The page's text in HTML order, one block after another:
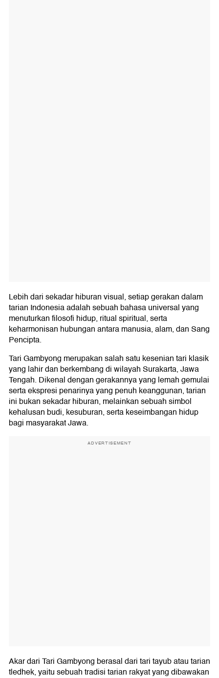
Lebih dari sekadar hiburan visual, setiap gerakan dalam
tarian Indonesia adalah sebuah bahasa universal yang
menuturkan filosofi hidup, ritual spiritual, serta
keharmonisan hubungan antara manusia, alam, dan Sang
Pencipta.
Tari Gambyong merupakan salah satu kesenian tari klasik
yang lahir dan berkembang di wilayah Surakarta, Jawa
Tengah. Dikenal dengan gerakannya yang lemah gemulai
serta ekspresi penarinya yang penuh keanggunan, tarian
ini bukan sekadar hiburan, melainkan sebuah simbol
kehalusan budi, kesuburan, serta keseimbangan hidup
bagi masyarakat Jawa.
ADVERTISEMENT
Akar dari Tari Gambyong berasal dari tari tayub atau tarian
tledhek, yaitu sebuah tradisi tarian rakyat yang dibawakan